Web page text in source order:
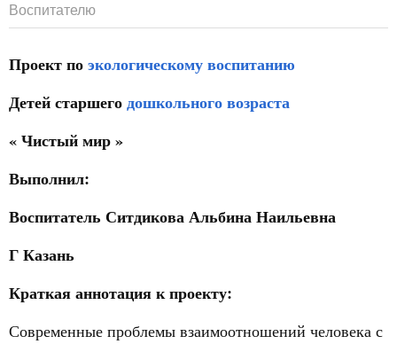
Воспитателю
Проект поэкологическому воспитанию
Детей старшегодошкольного возраста
« Чистый мир »
Выполнил:
Воспитатель Ситдикова Альбина Наильевна
Г Казань
Краткая аннотация к проекту:
Современные проблемы взаимоотношений человека с